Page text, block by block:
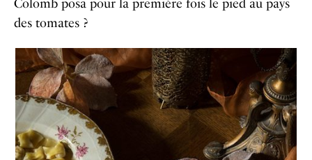
Colomb posa pour la première fois le pied au pays
des tomates ?